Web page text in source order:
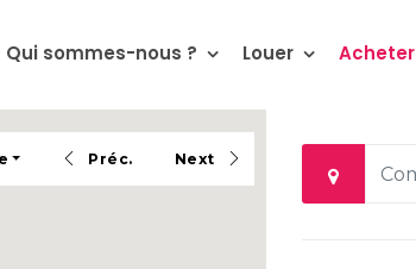
Qui sommes-nous ? Louer Acheter
Préc. Next